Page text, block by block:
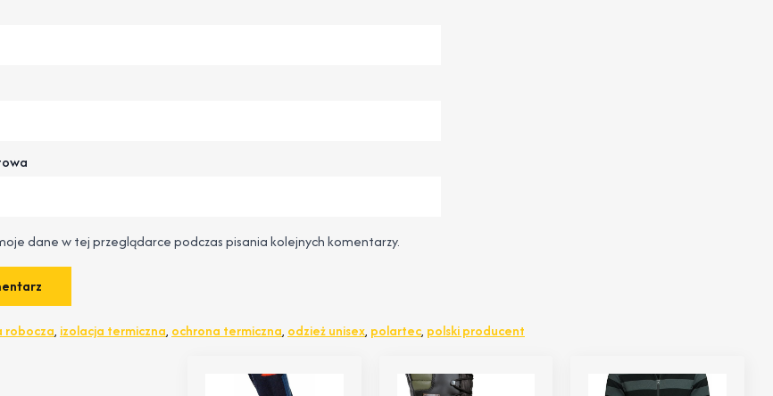
dane w tej przeglądarce podczas pisania kolejnych komentarzy.
robocza, izolacja termiczna, ochrona termiczna, odzież unisex, polartec, polski producent